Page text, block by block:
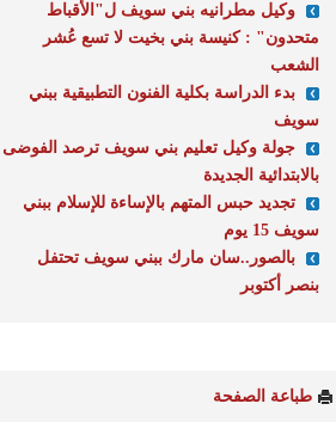
وكيل مطرانيه بني سويف ل"الأقباط
متحدون" : كنيسة بني بخيت لا تسع عُشر
الشعب
بدء الدراسة بكلية الفنون التطبيقية ببني
سويف
جولة وكيل تعليم بني سويف ترصد الفوضى
بالابتدائية الجديدة
تجديد حبس المتهم بالإساءة للإسلام ببني
سويف 15 يوم
بالصور..سان مارك ببني سويف تحتفل
بنصر أكتوبر
طباعة الصفحة